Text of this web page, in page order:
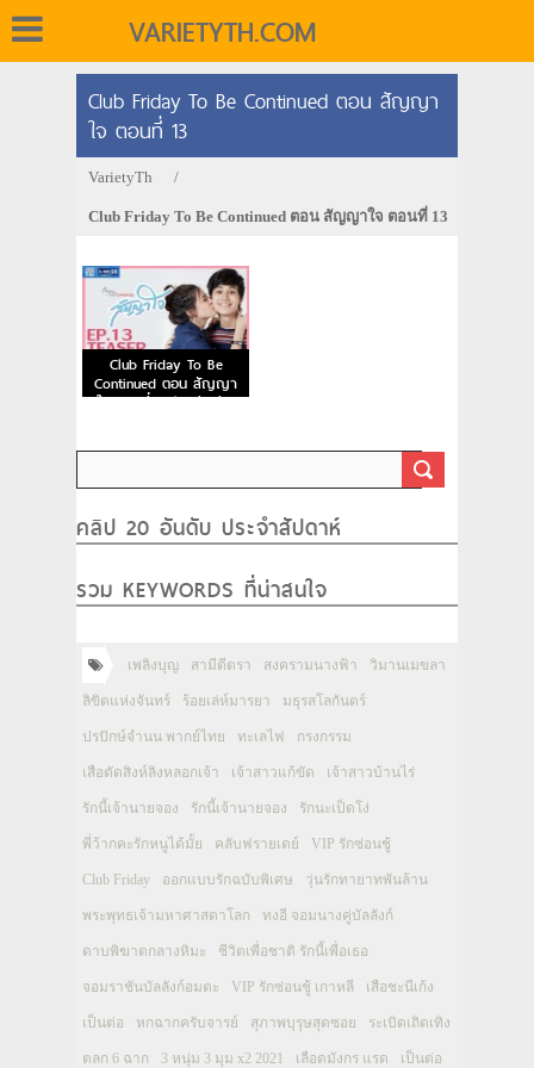
VARIETYTH.COM
Club Friday To Be Continued ตอน สัญญา
ใจ ตอนที่ 13
VarietyTh /
Club Friday To Be Continued ตอน สัญญาใจ ตอนที่ 13
Club Friday To Be
Continued ตอน สัญญา
ใจ ตอนที่ 13 | 14/03/59
คลิป 20 อันดับ ประจำสัปดาห์
รวม KEYWORDS ที่น่าสนใจ
เพลิงบุญ สามีตีตรา สงครามนางฟ้า วิมานเมขลา
ลิขิตแห่งจันทร์ ร้อยเล่ห์มารยา มธุรสโลกันตร์
ปรปักษ์จำนน พากย์ไทย ทะเลไฟ กรงกรรม
เสือตัดสิงห์ลิงหลอกเจ้า เจ้าสาวแก้ขัด เจ้าสาวบ้านไร่
รักนี้เจ้านายจอง รักนี้เจ้านายจอง รักนะเป็ดโง่
พี่ว้ากคะรักหนูได้มั้ย คลับฟรายเดย์ VIP รักซ่อนชู้
Club Friday ออกแบบรักฉบับพิเศษ วุ่นรักทายาทพันล้าน
พระพุทธเจ้ามหาศาสดาโลก ทงอี จอมนางคู่บัลลังก์
ดาบพิฆาตกลางหิมะ ชีวิตเพื่อชาติ รักนี้เพื่อเธอ
จอมราชันบัลลังก์อมตะ VIP รักซ่อนชู้ เกาหลี เสือชะนีเก้ง
เป็นต่อ หกฉากครับจารย์ สุภาพบุรุษสุดซอย ระเบิดเถิดเทิง
ตลก 6 ฉาก 3 หนุ่ม 3 มุม x2 2021 เลือดมังกร แรด เป็นต่อ